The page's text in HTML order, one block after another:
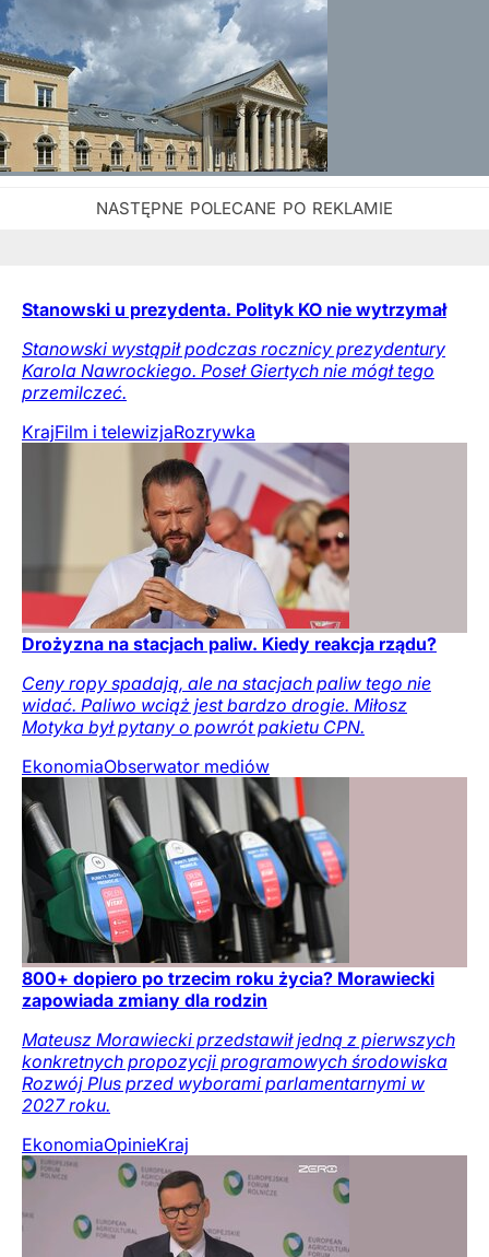
Stanowski u prezydenta. Polityk KO nie wytrzymał
Stanowski wystąpił podczas rocznicy prezydentury
Karola Nawrockiego. Poseł Giertych nie mógł tego
przemilczeć.
KrajFilm i telewizjaRozrywka
Drożyzna na stacjach paliw. Kiedy reakcja rządu?
Ceny ropy spadają, ale na stacjach paliw tego nie
widać. Paliwo wciąż jest bardzo drogie. Miłosz
Motyka był pytany o powrót pakietu CPN.
EkonomiaObserwator mediów
800+ dopiero po trzecim roku życia? Morawiecki
zapowiada zmiany dla rodzin
Mateusz Morawiecki przedstawił jedną z pierwszych
konkretnych propozycji programowych środowiska
Rozwój Plus przed wyborami parlamentarnymi w
2027 roku.
EkonomiaOpinieKraj